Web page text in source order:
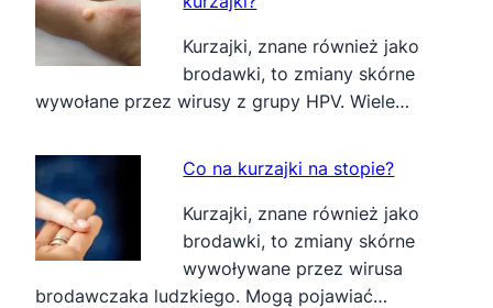
Kurzajki, znane również jako
brodawki, to zmiany skórne
wywołane przez wirusy z grupy HPV. Wiele…
Co na kurzajki na stopie?
Kurzajki, znane również jako
brodawki, to zmiany skórne
wywoływane przez wirusa
brodawczaka ludzkiego. Mogą pojawiać…